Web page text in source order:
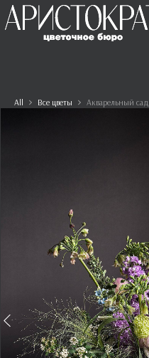
All Все цветы Акварельный сад